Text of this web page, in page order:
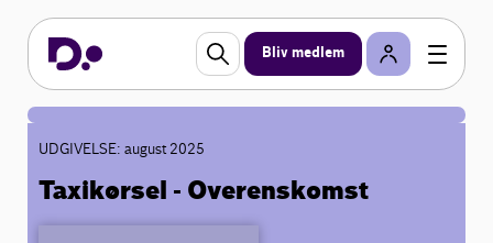
Bliv medlem
UDGIVELSE: august 2025
Taxikørsel - Overenskomst